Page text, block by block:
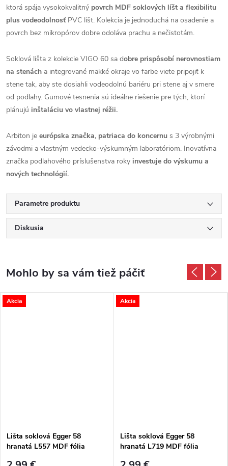
ktorá spája vysokokvalitný povrch MDF soklových líšt a flexibilitu
plus vodeodolnosť PVC líšt. Kolekcia je jednoduchá na osadenie a
povrch bez mikropórov dobre odoláva prachu a nečistotám.
Soklová lišta z kolekcie VIGO 60 sa dobre prispôsobí nerovnostiam
na stenách a integrované mäkké okraje vo farbe viete pripojiť k
stene tak, aby ste dosiahli vodeodolnú bariéru pri stene aj v smere
od podlahy. Gumové tesnenia sú ideálne riešenie pre tých, ktorí
plánujú inštaláciu vo vlastnej réžii.
Arbiton je európska značka, patriaca do koncernu s 3 výrobnými
závodmi a vlastným vedecko-výskumným laboratóriom. Inovatívna
značka podlahového príslušenstva roky investuje do výskumu a
nových technológií.
Parametre produktu
Diskusia
Akcia
Lišta soklová Egger 58
hranatá L557 MDF fólia
Akcia
Lišta soklová Egger 58
hranatá L719 MDF fólia